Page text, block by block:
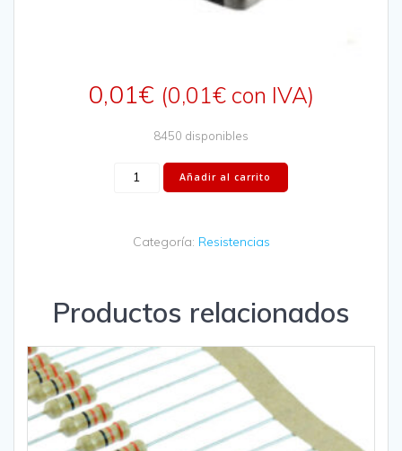
0,01€ (0,01€ con IVA)
8450 disponibles
Añadir al carrito
Categoría: Resistencias
Productos relacionados